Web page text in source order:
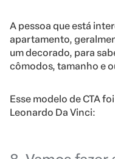
A pessoa que está
apartamento,
um decorado, para
cômodos, tamanho e
Esse modelo de CTA
Leonardo Da Vinci: